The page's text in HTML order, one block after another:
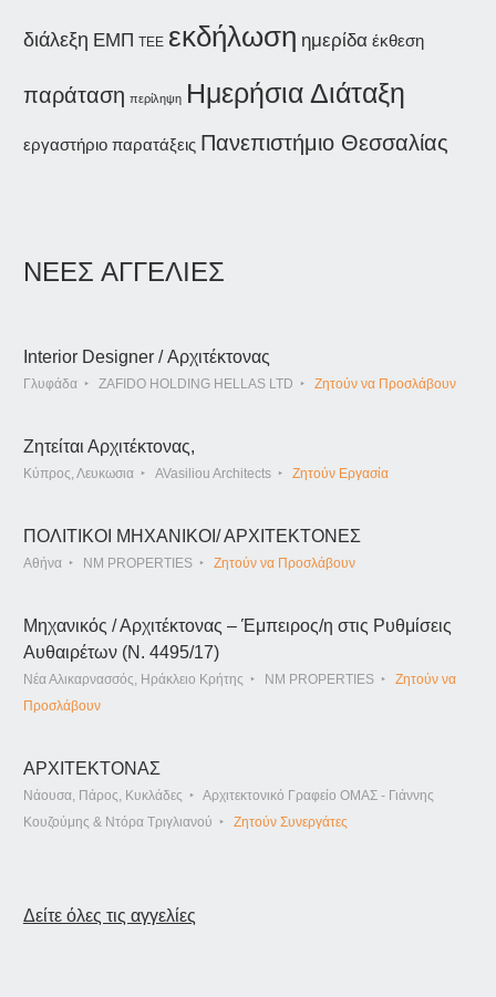
διάλεξη ΕΜΠ ΤΕΕ εκδήλωση ημερίδα έκθεση
παράταση περίληψη Ημερήσια Διάταξη
εργαστήριο παρατάξεις Πανεπιστήμιο Θεσσαλίας
ΝΕΕΣ ΑΓΓΕΛΙΕΣ
Interior Designer / Αρχιτέκτονας
Γλυφάδα ZAFIDO HOLDING HELLAS LTD Ζητούν να Προσλάβουν
Ζητείται Αρχιτέκτονας,
Κύπρος, Λευκωσια AVasiliou Architects Ζητούν Εργασία
ΠΟΛΙΤΙΚΟΙ ΜΗΧΑΝΙΚΟΙ/ ΑΡΧΙΤΕΚΤΟΝΕΣ
Αθήνα NM PROPERTIES Ζητούν να Προσλάβουν
Μηχανικός / Αρχιτέκτονας – Έμπειρος/η στις Ρυθμίσεις
Αυθαιρέτων (Ν. 4495/17)
Νέα Αλικαρνασσός, Ηράκλειο Κρήτης NM PROPERTIES
Ζητούν να
Προσλάβουν
ΑΡΧΙΤΕΚΤΟΝΑΣ
Νάουσα, Πάρος, Κυκλάδες
Αρχιτεκτονικό Γραφείο ΟΜΑΣ - Γιάννης
Κουζούμης & Ντόρα Τριγλιανού
Ζητούν Συνεργάτες
Δείτε όλες τις αγγελίες